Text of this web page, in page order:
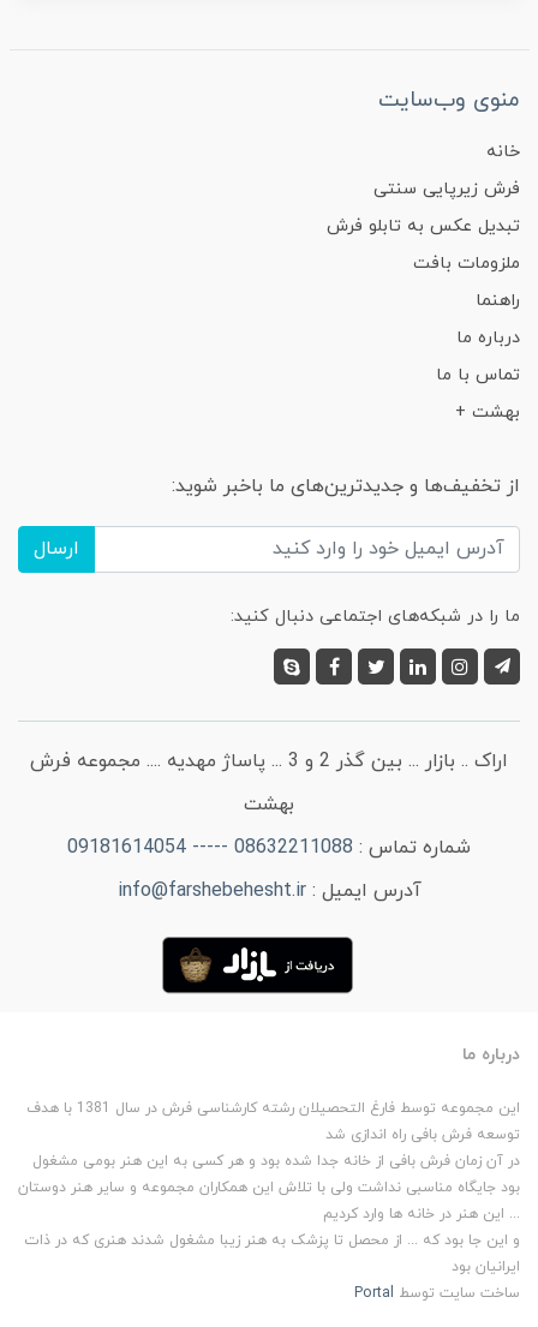
منوی وب‌سایت
خانه
فرش زیرپایی سنتی
تبدیل عکس به تابلو فرش
ملزومات بافت
راهنما
درباره ما
تماس با ما
بهشت +
از تخفیف‌ها و جدیدترین‌های ما باخبر شوید:
ارسال
ما را در شبکه‌های اجتماعی دنبال کنید:
اراک .. بازار ... بین گذر 2 و 3 ... پاساژ مهدیه .... مجموعه فرش
بهشت
شماره تماس : 08632211088 ----- 09181614054
آدرس ایمیل :info@farshebehesht.ir
درباره ما
این مجموعه توسط فارغ التحصیلان رشته کارشناسی فرش در سال 1381 با هدف
توسعه فرش بافی راه اندازی شد
در آن زمان فرش بافی از خانه جدا شده بود و هر کسی به این هنر بومی مشغول
بود جایگاه مناسبی نداشت ولی با تلاش این همکاران مجموعه و سایر هنر دوستان
... این هنر در خانه ها وارد کردیم
و این جا بود که ... از محصل تا پزشک به هنر زیبا مشغول شدند هنری که در ذات
ایرانیان بود
ساخت سایت توسط Portal